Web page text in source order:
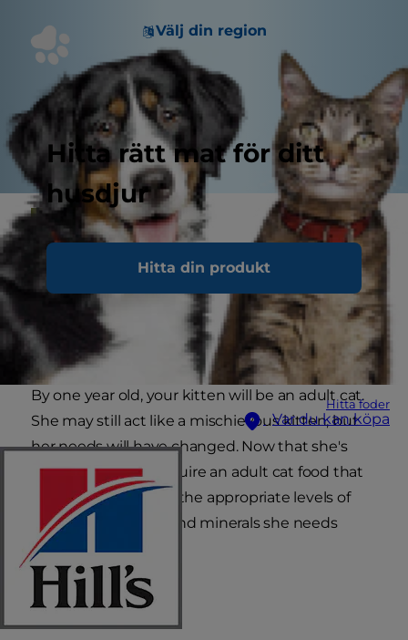
Välj din region
Hitta rätt mat för ditt
husdjur
Hitta din produkt
Hitta foder
Var du kan köpa
By one year old, your kitten will be an adult cat.
She may still act like a mischievous kitten, but
her needs will have changed. Now that she's
fully grown, she'll require an adult cat food that
will provide her with the appropriate levels of
nutrients, vitamins and minerals she needs
through adulthood.
Feeding